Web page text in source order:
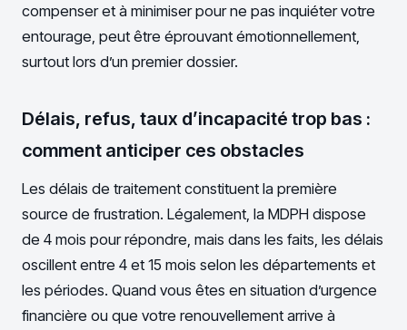
compenser et à minimiser pour ne pas inquiéter votre
entourage, peut être éprouvant émotionnellement,
surtout lors d’un premier dossier.
Délais, refus, taux d’incapacité trop bas :
comment anticiper ces obstacles
Les délais de traitement constituent la première
source de frustration. Légalement, la MDPH dispose
de 4 mois pour répondre, mais dans les faits, les délais
oscillent entre 4 et 15 mois selon les départements et
les périodes. Quand vous êtes en situation d’urgence
financière ou que votre renouvellement arrive à